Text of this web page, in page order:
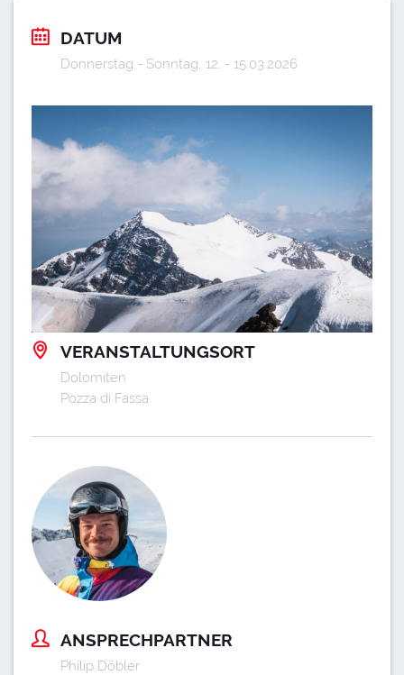
DATUM
Donnerstag - Sonntag, 12. - 15.03.2026
VERANSTALTUNGSORT
Dolomiten
Pozza di Fassa
ANSPRECHPARTNER
Philip Döbler